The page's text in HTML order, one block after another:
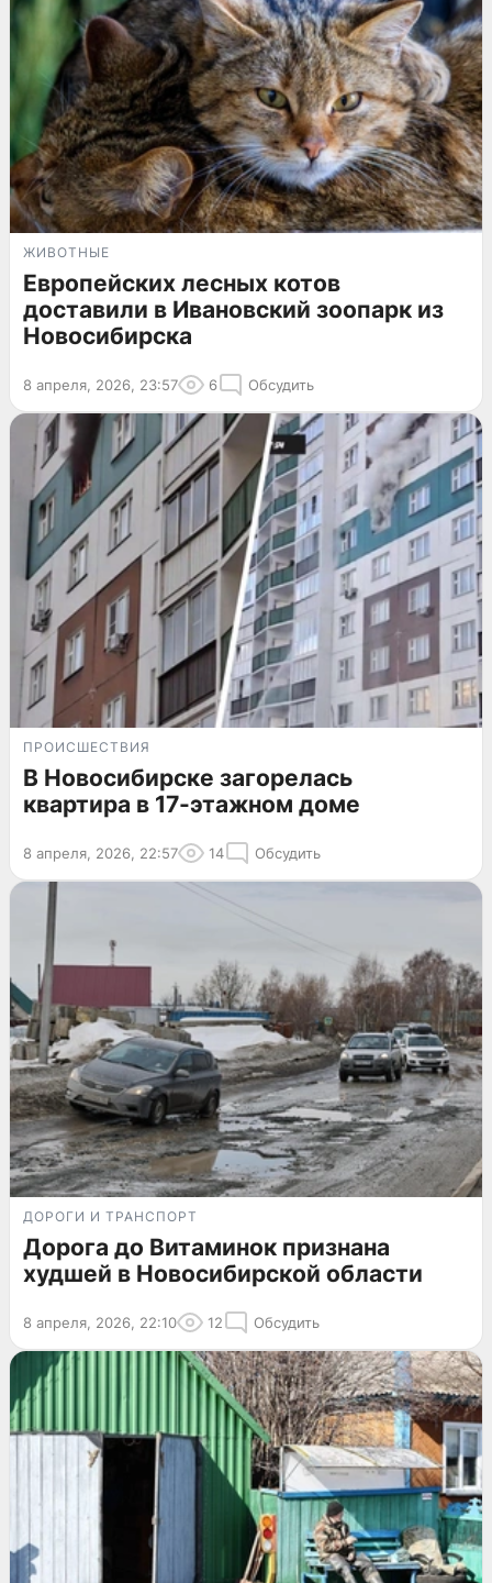
ЖИВОТНЫЕ
Европейских лесных котов
доставили в Ивановский зоопарк из
Новосибирска
8 апреля, 2026, 23:57 6 Обсудить
ПРОИСШЕСТВИЯ
В Новосибирске загорелась
квартира в 17-этажном доме
8 апреля, 2026, 22:57 14 Обсудить
ДОРОГИ И ТРАНСПОРТ
Дорога до Витаминок признана
худшей в Новосибирской области
8 апреля, 2026, 22:10 12 Обсудить